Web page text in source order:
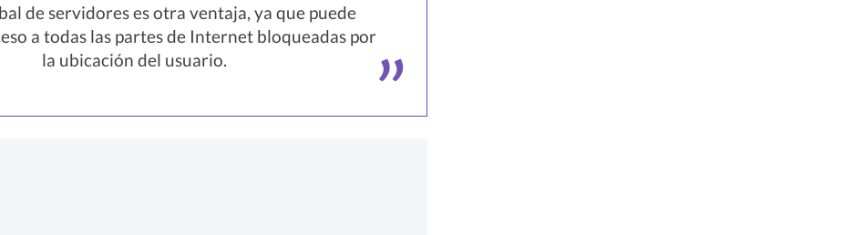
de servidores es otra ventaja, ya que puede
a todas las partes de Internet bloqueadas por
la ubicación del usuario.